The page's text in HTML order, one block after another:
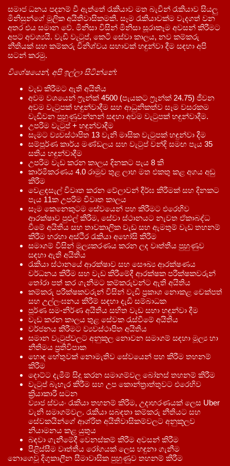
සමාජ ධනය පදනම් වී ඇත්තේ රැකියාව මත බැවින් රැකියාව සියලු
මිනිසුන්ගේ මූලික අයිතිවාසිකමකි. සෑම රැකියාවක්ම වැදගත් වන
අතර එය සමාන වේ. මිනිසා විසින් මිනිසා සූරාකෑම අවසන් කිරීමට
අපට අවශ්‍යයි. වැඩි වැටුප්, කෙටි සේවා කාලය, නව කම්කරු
නීතියක් සහ කම්කරු විනිශ්චය සභාවක් හඳුන්වා දීම සඳහා අපි
සටන් කරමු.
විශේෂයෙන්, අපි ඉල්ලා සිටින්නේ:
වැඩ කිරීමට ඇති අයිතිය
අවම වශයෙන් ෆ්‍රෑන්ක් 4500 (පැයකට ෆ්‍රෑන්ක් 24.75) ජීවන
අවම වැටුපක් හඳුන්වාදීම සහ ආධුනිකත්ව සෑම වසරකම
වැඩිවන පුහුණුවන්නන් සඳහා අවම වැටුපක් හඳුන්වාදීම.
උපරිම වැටුප් + හඳුන්වාදීම
සැමට ව්‍යවස්ථාපිත 13 වැනි මාසික වැටුපක් හඳුන්වා දීම
සම්පූර්ණ කාර්ය මණ්ඩලය සහ වැටුප් වන්දි සමඟ පැය 35
සතිය හඳුන්වාදීම
උපරිම වැඩ කරන කාලය දිනකට පැය 8 කි
කාර්මීකරණය 4.0 රාමුව තුළ ලාභ මත එකතු කළ අගය අඩු
කිරීම
වෙළඳසැල් විවෘත කරන වේලාවන් දීර්ඝ කිරීමක් සහ දිනකට
පැය 11ක උපරිම විවෘත කාලය
සෑම කෙනෙකුටම සේවයෙන් පහ කිරීමට එරෙහිව
ආරක්ෂාව පුළුල් කිරීම, සේවා ස්ථානයට නැවත ඒකාබද්ධ
වීමේ අයිතිය සහ තාවකාලික වැඩ සහ ඇමතුම් වැඩ තහනම්
කිරීම හරහා අස්ථිර රැකියා අහෝසි කිරීම
සමාගම් විසින් මූල්‍යකරණය කරන ලද වෘත්තීය පුහුණුව
සඳහා ඇති අයිතිය
රැකියා ස්ථානයේ ආරක්ෂාව සහ සෞඛ්‍ය ආරක්ෂණය
වර්ධනය කිරීම සහ වැඩ කිරීමේදී ආරක්ෂක පරීක්ෂකවරුන්
තෝරා පත් කර ගැනීමට කම්කරුවන්ට ඇති අයිතිය
කම්කරු පරීක්ෂකවරුන් විසින් වැඩි ප්‍රකාශ නොකළ චෙක්පත්
සහ උල්ලංඝනය කිරීම් සඳහා දැඩි සම්බාධක
පූර්ණ සම-නිර්ණ අයිතිය සහිත වැඩ සභා හඳුන්වා දීම
වැඩ කරන කාලය තුළ සේවක රැස්වීමේ අයිතිය
වර්ජනය කිරීමට ව්‍යවස්ථාපිත අයිතිය
සමාන වැටුප්වලට අනුකූල නොවන සමාගම් සඳහා මූල්‍ය හා
නීතිමය ප්‍රතිවිපාක
හොඳ හේතුවක් නොමැතිව සේවයෙන් පහ කිරීම තහනම්
කිරීම
දොට්ට දැමීම් සිදු කරන සමාගම්වල බෝනස් තහනම් කිරීම
වැටුප් බැහැර කිරීම සහ උප කොන්ත්‍රාත්තුවට එරෙහිව
ක්‍රියාකාරී සටන
ව්‍යාජ ස්වයං රැකියා තහනම් කිරීම, උදාහරණයක් ලෙස Uber
වැනි සමාගම්වල. රැකියා සබඳතා කම්කරු නීතියට සහ
සේවකයින්ගේ ආශ්රිත අයිතිවාසිකම්වලට අනුකූලව
නියාමනය කළ යුතුය
බඳවා ගැනීමේදී වෙනස්කම් කිරීම අවසන් කිරීම
පිළිස්සීම වෘත්තීය රෝගයක් ලෙස හඳුනා ගැනීම
නොගෙවූ දිගුකාලීන සීමාවාසික පුහුණුව තහනම් කිරීම